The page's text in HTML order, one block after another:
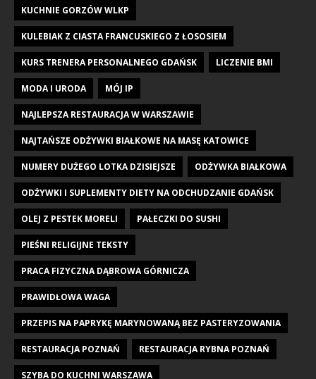
KUCHNIE GORZÓW WLKP
KULEBIAK Z CIASTA FRANCUSKIEGO Z ŁOSOSIEM
KURS TRENERA PERSONALNEGO GDAŃSK LICZENIE BMI
MODA I URODA MÓJ IP
NAJLEPSZA RESTAURACJA W WARSZAWIE
NAJTAŃSZE ODŻYWKI BIAŁKOWE NA MASĘ KATOWICE
NUMERY DUŻEGO LOTKA DZISIEJSZE ODŻYWKA BIAŁKOWA
ODŻYWKI I SUPLEMENTY DIETY NA ODCHUDZANIE GDAŃSK
OLEJ Z PESTEK MORELI PAŁECZKI DO SUSHI
PIEŚNI RELIGIJNE TEKSTY
PRACA FIZYCZNA DĄBROWA GÓRNICZA
PRAWIDŁOWA WAGA
PRZEPIS NA PAPRYKĘ MARYNOWANĄ BEZ PASTERYZOWANIA
RESTAURACJA POZNAŃ RESTAURACJA RYBNA POZNAŃ
SZYBA DO KUCHNI WARSZAWA